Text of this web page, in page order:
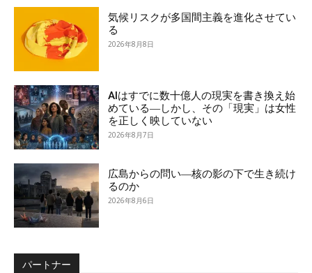
気候リスクが多国間主義を進化させてい
る
2026年8月8日
AIはすでに数十億人の現実を書き換え始
めている―しかし、その「現実」は女性
を正しく映していない
2026年8月7日
広島からの問い―核の影の下で生き続け
るのか
2026年8月6日
パートナー